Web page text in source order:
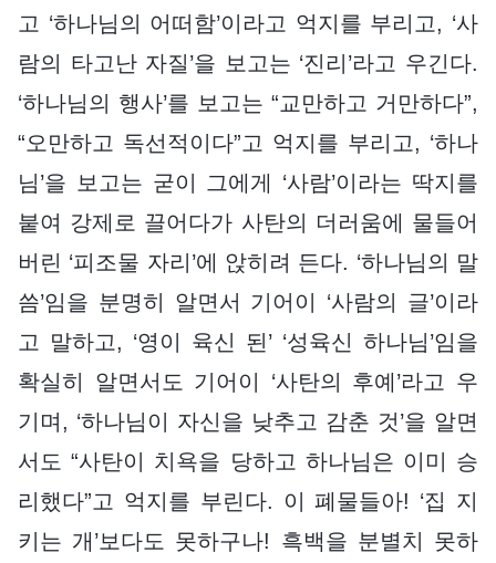
고 ‘하나님의 어떠함’이라고 억지를 부리고, ‘사
람의 타고난 자질’을 보고는 ‘진리’라고 우긴다.
‘하나님의 행사’를 보고는 “교만하고 거만하다”,
“오만하고 독선적이다”고 억지를 부리고, ‘하나
님’을 보고는 굳이 그에게 ‘사람’이라는 딱지를
붙여 강제로 끌어다가 사탄의 더러움에 물들어
버린 ‘피조물 자리’에 앉히려 든다. ‘하나님의 말
씀’임을 분명히 알면서 기어이 ‘사람의 글’이라
고 말하고, ‘영이 육신 된’ ‘성육신 하나님’임을
확실히 알면서도 기어이 ‘사탄의 후예’라고 우
기며, ‘하나님이 자신을 낮추고 감춘 것’을 알면
서도 “사탄이 치욕을 당하고 하나님은 이미 승
리했다”고 억지를 부린다. 이 폐물들아! ‘집 지
키는 개’보다도 못하구나! 흑백을 분별치 못하